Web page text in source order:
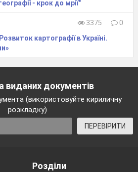
- крок до мрії"
3375
0
картографії в Україні.
виданих документів
(використовуйте кириличну
розкладку)
ПЕРЕВІРИТИ
Розділи